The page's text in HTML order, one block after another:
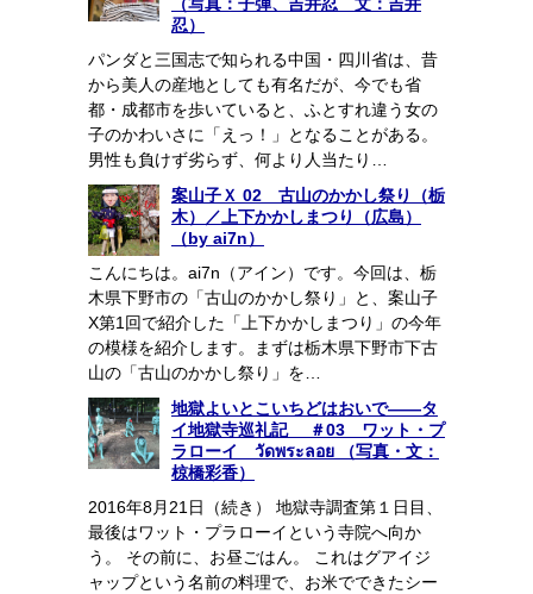
忍）
パンダと三国志で知られる中国・四川省は、昔
から美人の産地としても有名だが、今でも省
都・成都市を歩いていると、ふとすれ違う女の
子のかわいさに「えっ！」となることがある。
男性も負けず劣らず、何より人当たり…
案山子Ｘ 02 古山のかかし祭り（栃
木）／上下かかしまつり（広島）
（by ai7n）
こんにちは。ai7n（アイン）です。今回は、栃
木県下野市の「古山のかかし祭り」と、案山子
X第1回で紹介した「上下かかしまつり」の今年
の模様を紹介します。まずは栃木県下野市下古
山の「古山のかかし祭り」を…
地獄よいとこいちどはおいで――タ
イ地獄寺巡礼記 ＃03 ワット・プ
ラローイ วัดพระลอย （写真・文：
椋橋彩香）
2016年8月21日（続き） 地獄寺調査第１日目、
最後はワット・プラローイという寺院へ向か
う。 その前に、お昼ごはん。 これはグアイジ
ャップという名前の料理で、お米でできたシー